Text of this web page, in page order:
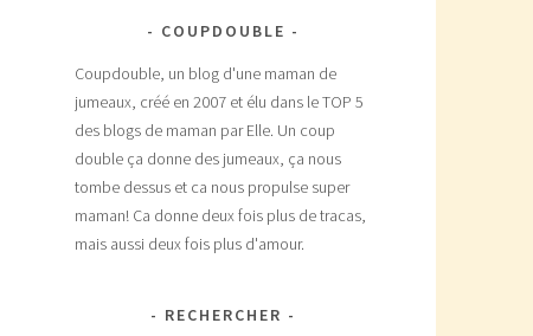
COUPDOUBLE
Coupdouble, un blog d'une maman de
jumeaux, créé en 2007 et élu dans le TOP 5
des blogs de maman par Elle. Un coup
double ça donne des jumeaux, ça nous
tombe dessus et ca nous propulse super
maman! Ca donne deux fois plus de tracas,
mais aussi deux fois plus d'amour.
RECHERCHER